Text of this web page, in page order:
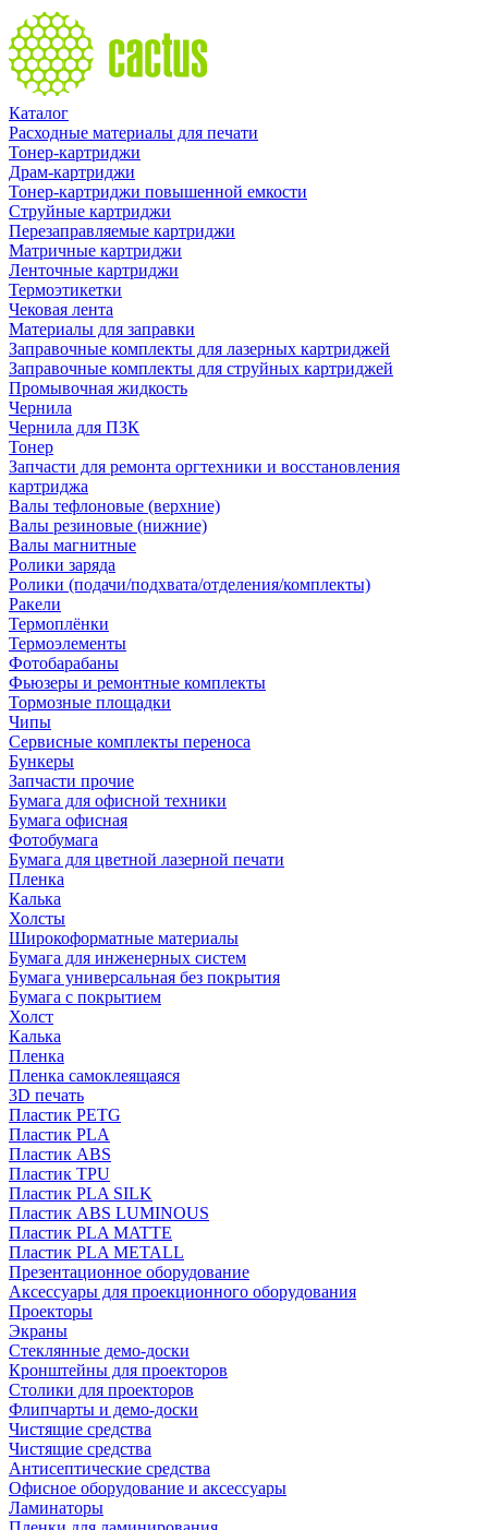
Каталог
Расходные материалы для печати
Тонер-картриджи
Драм-картриджи
Тонер-картриджи повышенной емкости
Струйные картриджи
Перезаправляемые картриджи
Матричные картриджи
Ленточные картриджи
Термоэтикетки
Чековая лента
Материалы для заправки
Заправочные комплекты для лазерных картриджей
Заправочные комплекты для струйных картриджей
Промывочная жидкость
Чернила
Чернила для ПЗК
Тонер
Запчасти для ремонта оргтехники и восстановления
картриджа
Валы тефлоновые (верхние)
Валы резиновые (нижние)
Валы магнитные
Ролики заряда
Ролики (подачи/подхвата/отделения/комплекты)
Ракели
Термоплёнки
Термоэлементы
Фотобарабаны
Фьюзеры и ремонтные комплекты
Тормозные площадки
Чипы
Сервисные комплекты переноса
Бункеры
Запчасти прочие
Бумага для офисной техники
Бумага офисная
Фотобумага
Бумага для цветной лазерной печати
Пленка
Калька
Холсты
Широкоформатные материалы
Бумага для инженерных систем
Бумага универсальная без покрытия
Бумага с покрытием
Холст
Калька
Пленка
Пленка самоклеящаяся
3D печать
Пластик PETG
Пластик PLA
Пластик ABS
Пластик TPU
Пластик PLA SILK
Пластик ABS LUMINOUS
Пластик PLA MATTE
Пластик PLA METALL
Презентационное оборудование
Аксессуары для проекционного оборудования
Проекторы
Экраны
Стеклянные демо-доски
Кронштейны для проекторов
Столики для проекторов
Флипчарты и демо-доски
Чистящие средства
Чистящие средства
Антисептические средства
Офисное оборудование и аксессуары
Ламинаторы